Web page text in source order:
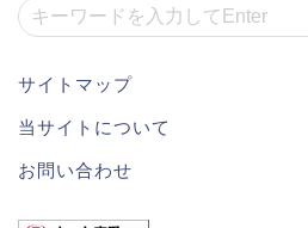
サイトマップ
当サイトについて
お問い合わせ